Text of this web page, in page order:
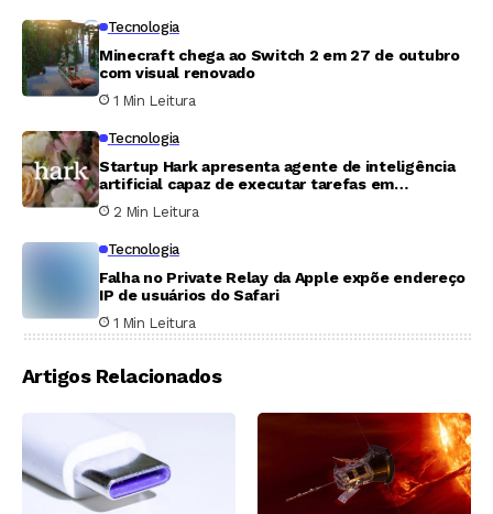
Tecnologia
Minecraft chega ao Switch 2 em 27 de outubro
com visual renovado
1 Min Leitura
Tecnologia
Startup Hark apresenta agente de inteligência
artificial capaz de executar tarefas em
navegadores
2 Min Leitura
Tecnologia
Falha no Private Relay da Apple expõe endereço
IP de usuários do Safari
1 Min Leitura
Artigos Relacionados